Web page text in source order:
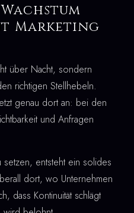
Marketing
über Nacht, sondern
richtigen Stellhebeln.
genau dort an: bei den
und Anfragen
setzen, entsteht ein solides
dort, wo Unternehmen
dass Kontinuität schlägt